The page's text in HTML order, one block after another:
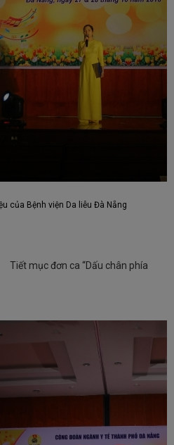
của Bệnh viện Da liễu Đà Nẵng
“Dấu chân phía